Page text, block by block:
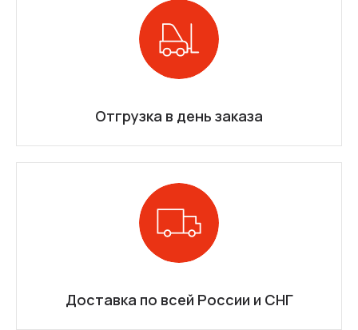
Отгрузка в день заказа
Доставка по всей России и СНГ